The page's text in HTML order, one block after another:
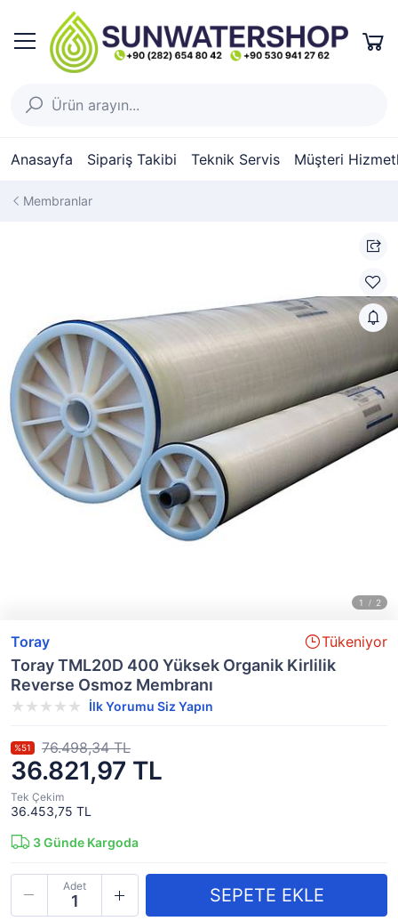
Anasayfa Sipariş Takibi Teknik Servis Müşteri
Membranlar
Toray Tükeniyor
Toray TML20D 400 Yüksek Organik Kirlilik
Reverse Osmoz Membranı
İlk Yorumu Siz Yapın
36.821,97 TL
%51 76.498,34 TL
Tek Çekim
36.453,75 TL
3Günde Kargoda
Adet